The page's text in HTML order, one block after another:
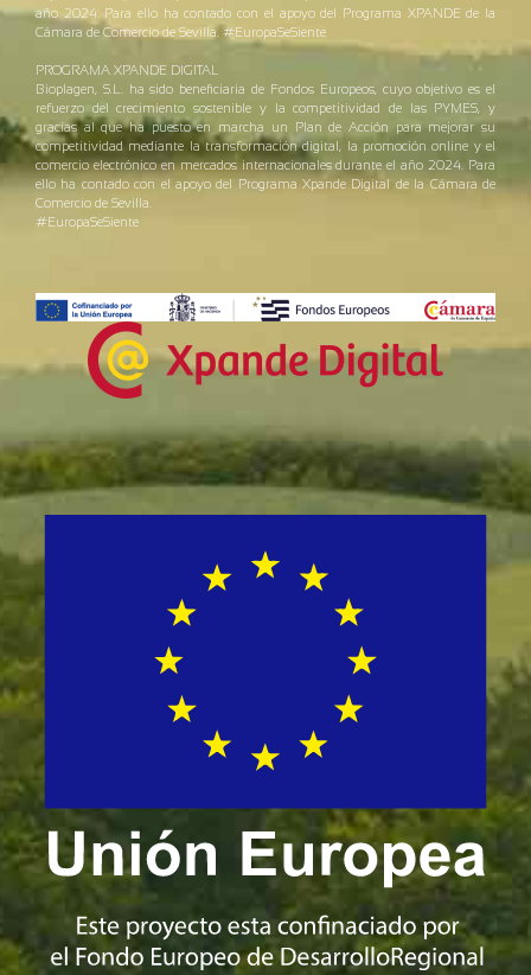
año 2024. Para ello ha contado con el apoyo del Programa XPANDE de la
Cámara de Comercio de Sevilla. #EuropaSeSiente
PROGRAMA XPANDE DIGITAL
Bioplagen, S.L. ha sido beneficiaria de Fondos Europeos, cuyo objetivo es el
refuerzo del crecimiento sostenible y la competitividad de las PYMES, y
gracias al que ha puesto en marcha un Plan de Acción para mejorar su
competitividad mediante la transformación digital, la promoción online y el
comercio electrónico en mercados internacionales durante el año 2024. Para
ello ha contado con el apoyo del Programa Xpande Digital de la Cámara de
Comercio de Sevilla.
#EuropaSeSiente